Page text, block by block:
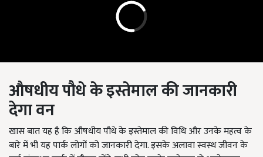
औषधीय पौधे के इस्तेमाल की जानकारी
देगा वन
खास बात यह है कि औषधीय पौधे के इस्तेमाल की विधि और उनके महत्व के
बारे में भी यह पार्क लोगों को जानकारी देगा. इसके अलावा स्वस्थ जीवन के